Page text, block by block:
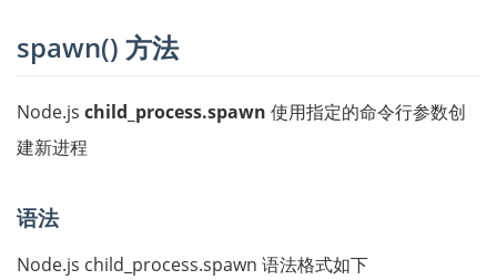
spawn() 方法
Node.js child_process.spawn 使用指定的命令行参数创
建新进程
语法
Node.js child_process.spawn 语法格式如下